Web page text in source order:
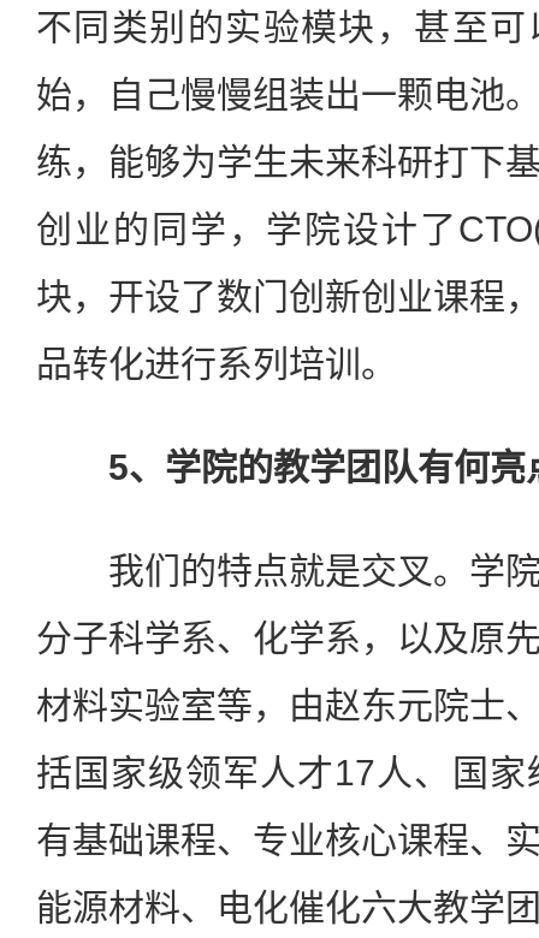
不同类别的实验模块，甚至
始，自己慢慢组装出一颗电池
练，能够为学生未来科研打下
创业的同学，学院设计了
块，开设了数门创新创业课程
品转化进行系列培训。
5、学院的教学团队有何亮
我们的特点就是交叉。学院
分子科学系、化学系，以及原
材料实验室等，由赵东元院士
括国家级领军人才17人、国
有基础课程、专业核心课程、
能源材料、电化催化六大教学